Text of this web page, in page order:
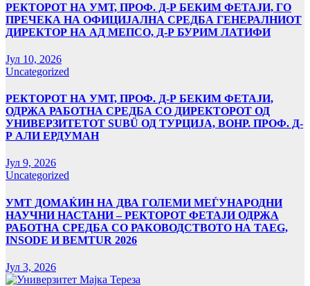
РЕКТОРОТ НА УМТ, ПРОФ. Д-Р БЕКИМ ФЕТАЈИ, ГО
ПРЕЧЕКА НА ОФИЦИЈАЛНА СРЕДБА ГЕНЕРАЛНИОТ
ДИРЕКТОР НА АД МЕПСО, Д-Р БУРИМ ЛАТИФИ
Јул 10, 2026
Uncategorized
РЕКТОРОТ НА УМТ, ПРОФ. Д-Р БЕКИМ ФЕТАЈИ,
ОДРЖА РАБОТНА СРЕДБА СО ДИРЕКТОРОТ ОД
УНИВЕРЗИТЕТОТ SUBÜ ОД ТУРЦИЈА, ВОНР. ПРОФ. Д-
Р АЛИ ЕРДУМАН
Јул 9, 2026
Uncategorized
УMТ ДОМАЌИН НА ДВА ГОЛЕМИ МЕЃУНАРОДНИ
НАУЧНИ НАСТАНИ – РЕКТОРОТ ФЕТАЈИ ОДРЖА
РАБОТНА СРЕДБА СО РАКОВОДСТВОТО НА TAEG,
INSODE И BEMTUR 2026
Јул 3, 2026